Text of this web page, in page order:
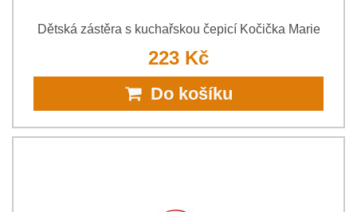
Dětská zástěra s kuchařskou čepicí Kočička Marie
223 Kč
Do košíku